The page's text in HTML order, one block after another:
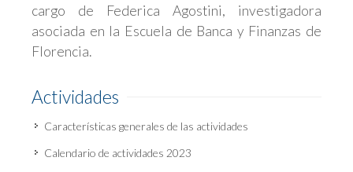
cargo de Federica Agostini, investigadora
asociada en la Escuela de Banca y Finanzas de
Florencia.
Actividades
Características generales de las actividades
Calendario de actividades 2023